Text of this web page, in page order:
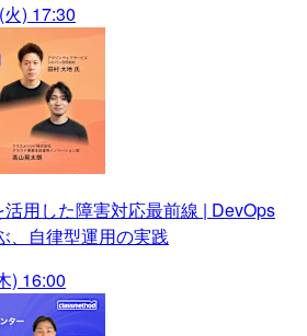
) 17:30
活用した障害対応最前線 | DevOps
、自律型運用の実践
) 16:00